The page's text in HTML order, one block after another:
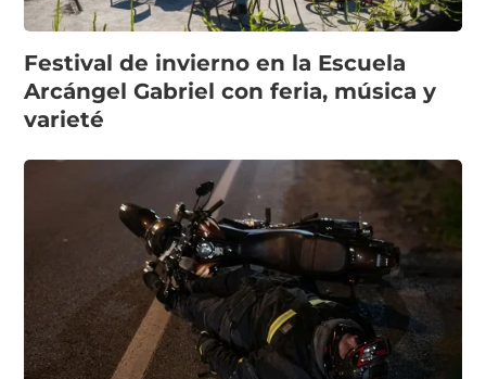
Festival de invierno en la Escuela
Arcángel Gabriel con feria, música y
varieté